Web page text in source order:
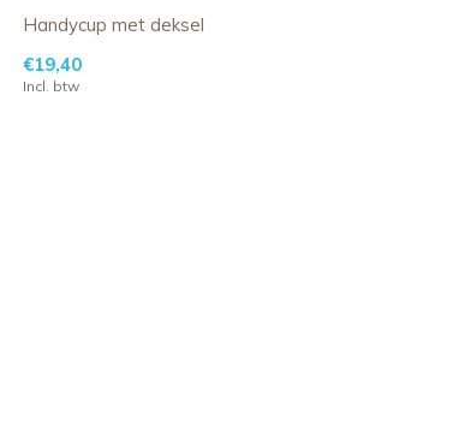
Handycup met deksel
€19,40
Incl. btw